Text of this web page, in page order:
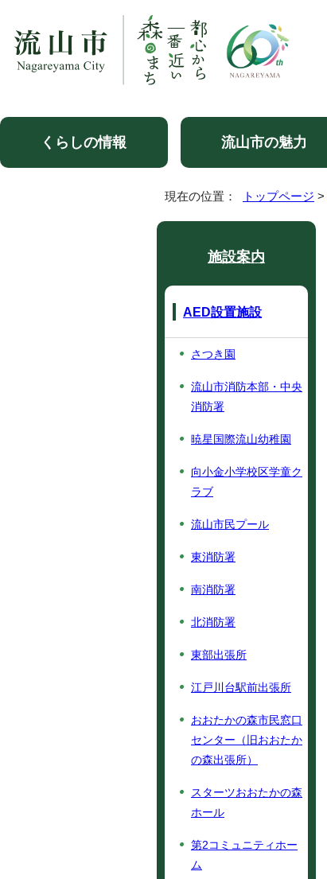
くらしの情報 流山市の魅力
現在の位置： トップページ >
施設案内
AED設置施設
さつき園
流山市消防本部・中央
消防署
暁星国際流山幼稚園
向小金小学校区学童ク
ラブ
流山市民プール
東消防署
南消防署
北消防署
東部出張所
江戸川台駅前出張所
おおたかの森市民窓口
センター（旧おおたか
の森出張所）
スターツおおたかの森
ホール
第2コミュニティホー
ム